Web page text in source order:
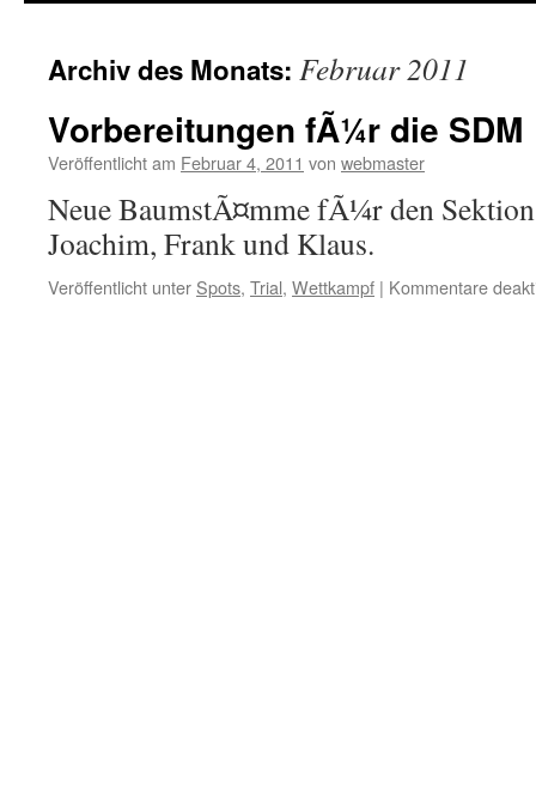
Archiv des Monats: Februar 2011
Vorbereitungen fÃ¼r die SDM
Veröffentlicht am Februar 4, 2011 von webmaster
Neue BaumstÃ¤mme fÃ¼r den
Joachim, Frank und Klaus.
Veröffentlicht unter Spots, Trial, Wettkampf | Kommentare